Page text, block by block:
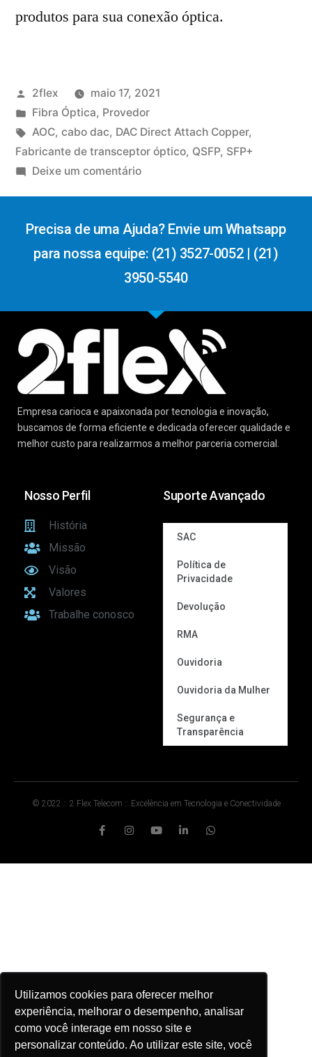
Utilizamos cookies para oferecer melhor
experiência, melhorar o desempenho, analisar
como você interage em nosso site e
personalizar conteúdo. Ao utilizar este site, você
produtos para sua conexão óptica.
2flex
maio 17, 2021
Fibra Óptica, Provedor
AOC, cabo dac, DAC Direct Attach Copper,
Fabricante de transceptor óptico, QSFP, SFP+
Deixe um comentário
Precisa de uma Ajuda? Envie um Whatsapp
para nossa equipe: (21) 3527-0052 | (21)
3950-5540
Empresa carioca e apaixonada por tecnologia e inovação,
buscamos de forma eficiente e dedicada oferecer qualidade e
melhor custo para realizarmos a melhor parceria comercial.
Nosso Perfil
História
Missão
Visão
Valores
Trabalhe conosco
Suporte Avançado
SAC
Política de
Privacidade
Devolução
RMA
Ouvidoria
Ouvidoria da Mulher
Segurança e
Transparência
© 2022 :: 2 Flex Telecom :: Excelência em Tecnologia e Conectividade